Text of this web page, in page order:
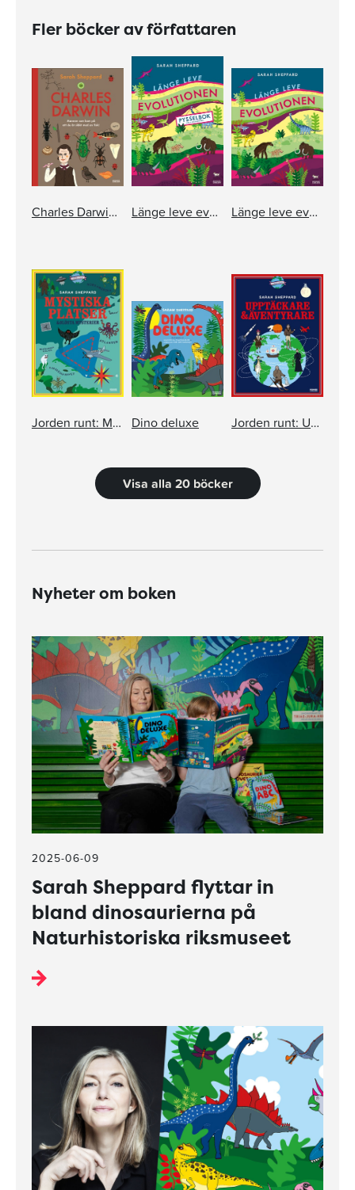
Fler böcker av författaren
Charles Darwin - Mannen som kom på att du är släkt med en fisk Länge leve evolutionen - pysselbok med klistermärken Länge leve evolutionen
Jorden runt: Mystiska platser och olösta mysterier Dino deluxe Jorden runt: Upptäckare och äventyrare
Visa alla 20 böcker
Nyheter om boken
2025-06-09
Sarah Sheppard flyttar in
bland dinosaurierna på
Naturhistoriska riksmuseet